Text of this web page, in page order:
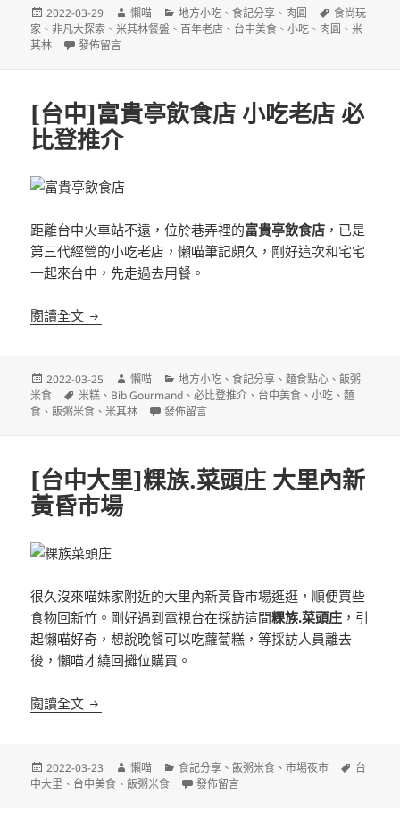
發
佈
日
2022-03-29
作
者
懶喵
分
類
地方小吃 、食記分享 、 肉圓
標
籤
食尚玩
家 、非凡大探索 、米其林餐盤 、百年老店 、 台中美食 、小吃 、 肉圓 、米
其林
在〈[台中]茂川餛飩肉丸 台中第二市場 百年老店 米其林入選餐廳〉
發佈留言
[台中]富貴亭飲食店 小吃老店 必
比登推介
距離台中火車站不遠，位於巷弄裡的富貴亭飲食店 ，已是
第三代經營的小吃老店，懶喵筆記頗久，剛好這次和宅宅
一起來台中，先走過去用餐。
閱讀全文 [台中]富貴亭飲食店 小吃老店 必比登推介
發
佈
日
2022-03-25
作
者
懶喵
分
類
地方小吃 、食記分享 、麵食點心 、飯粥
米食
標
籤
米糕 、 Bib Gourmand 、必比登推介 、 台中美食 、小吃 、麵
食 、飯粥米食 、米其林 在〈[台中]富貴亭飲食店 小吃老店 必比登推介〉
發佈留言
[台中大里]粿族.菜頭庄 大里內新
黃昏市場
很久沒來喵妹家附近的大里內新黃昏市場逛逛，順便買些
食物回新竹。剛好遇到電視台在採訪這間粿族.菜頭庄 ，引
起懶喵好奇，想說晚餐可以吃蘿蔔糕，等採訪人員離去
後，懶喵才繞回攤位購買。
閱讀全文 [台中大里]粿族.菜頭庄 大里內新黃昏市場
發
佈
2022-03-23
作
者
懶喵
分
類
食記分享 、飯粥米食 、市場夜市
標
台
中大里 、 台中美食 、飯粥米食 在〈[台中大里]粿族.菜頭庄 大里內新黃昏
發佈留言